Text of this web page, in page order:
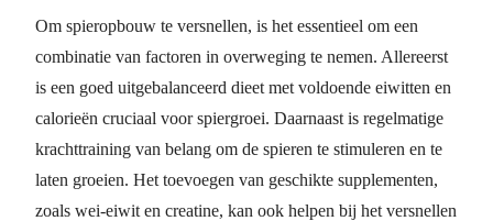
Om spieropbouw te versnellen, is het essentieel om een
combinatie van factoren in overweging te nemen. Allereerst
is een goed uitgebalanceerd dieet met voldoende eiwitten en
calorieën cruciaal voor spiergroei. Daarnaast is regelmatige
krachttraining van belang om de spieren te stimuleren en te
laten groeien. Het toevoegen van geschikte supplementen,
zoals wei-eiwit en creatine, kan ook helpen bij het versnellen